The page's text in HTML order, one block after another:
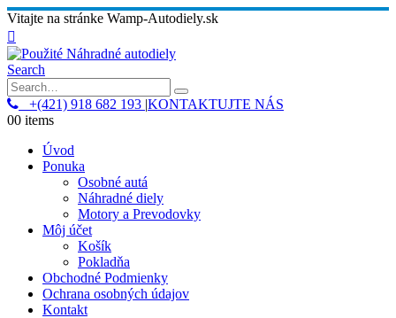
Vitajte na stránke Wamp-Autodiely.sk
Search
+(421) 918 682 193 |KONTAKTUJTE NÁS
00 items
Úvod
Ponuka
Osobné autá
Náhradné diely
Motory a Prevodovky
Môj účet
Košík
Pokladňa
Obchodné Podmienky
Ochrana osobných údajov
Kontakt